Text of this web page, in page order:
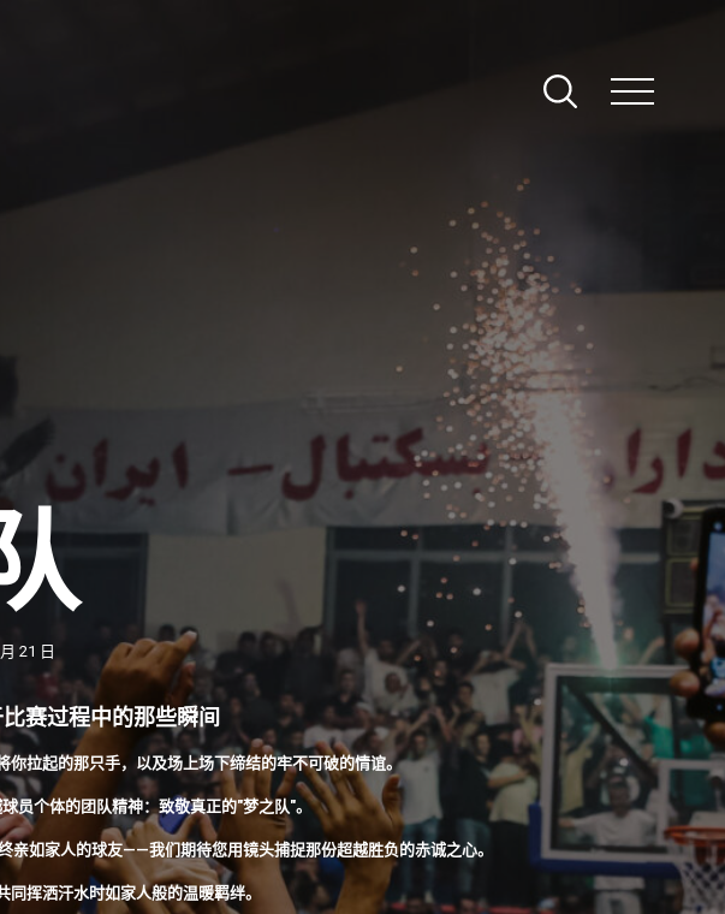
21 日
赛过程中的那些瞬间
拉起的那只手，以及场上场下缔结的牢不可破的情谊。
员个体的团队精神：致敬真正的"梦之队"。
如家人的球友——我们期待您用镜头捕捉那份超越胜负的赤诚之心。
挥洒汗水时如家人般的温暖羁绊。